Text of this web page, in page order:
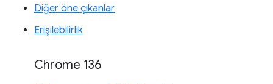
Diğer öne çıkanlar
Erişilebilirlik
Chrome 136